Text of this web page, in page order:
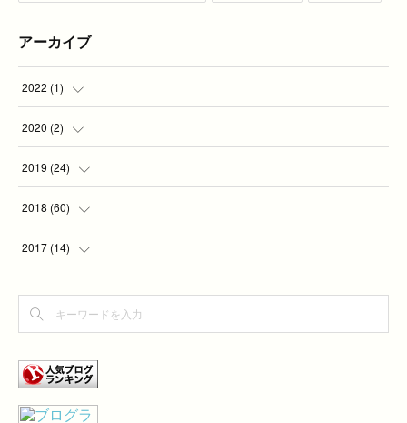
アーカイブ
2022 (1)
( )
2020 (2)
(2
2019 (24)
(2
(7
(3
(2)
2018 (60)
(1
(
(1)
2017 (14)
(
(7)